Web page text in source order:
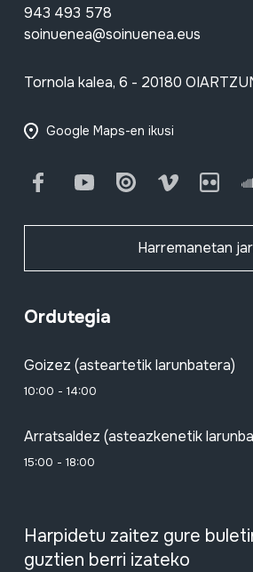
943 493 578
soinuenea@soinuenea.eus
Tornola kalea, 6 - 20180
Google Maps-en ikusi
FacebookYoutube Issuu Vimeo
Harremanetan
Ordutegia
Goizez (asteartetik larunbatera)
10:00 - 14:00
Arratsaldez (asteazkenetik
15:00 - 18:00
Harpidetu zaitez gure
guztien berri izateko